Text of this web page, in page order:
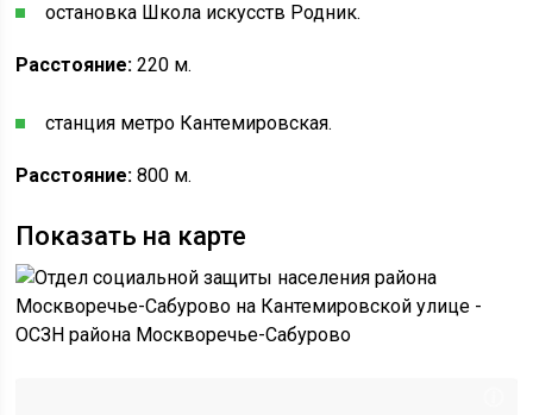
остановка Школа искусств Родник.
Расстояние: 220 м.
станция метро Кантемировская.
Расстояние: 800 м.
Показать на карте